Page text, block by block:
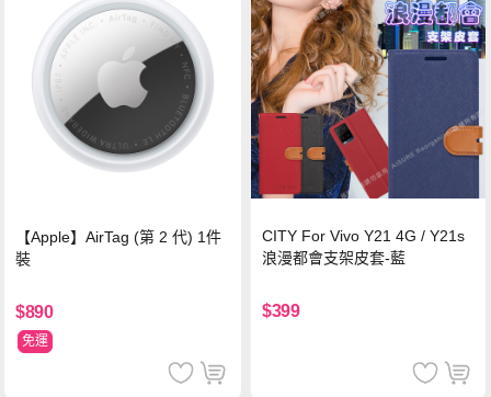
【Apple】AirTag (第 2 代) 1件
裝
$890
免運
CITY For Vivo Y21 4G / Y21s
浪漫都會支架皮套-藍
$399